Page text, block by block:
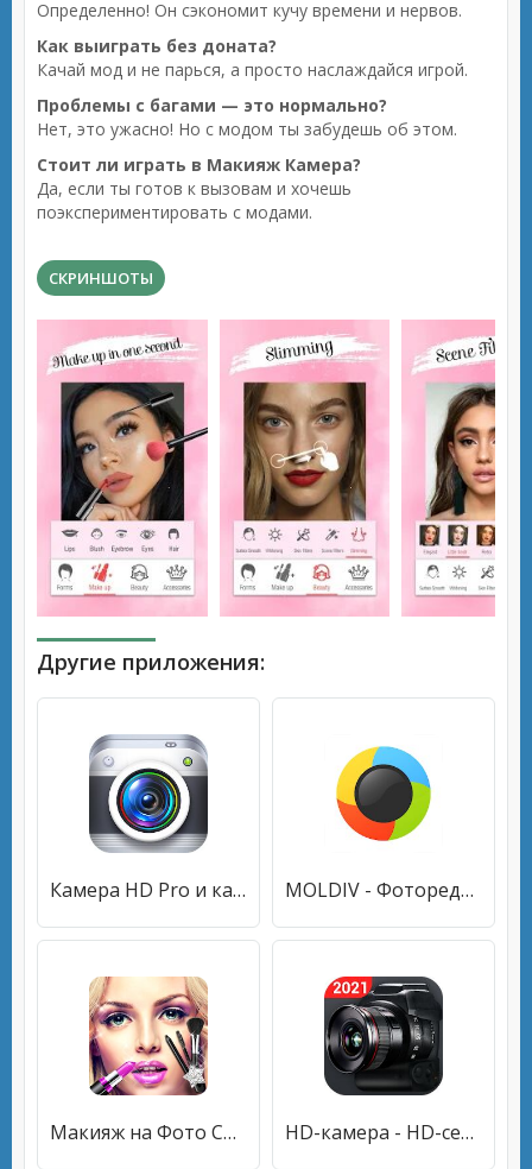
Определенно! Он сэкономит кучу времени и нервов.
Как выиграть без доната?
Качай мод и не парься, а просто наслаждайся игрой.
Проблемы с багами — это нормально?
Нет, это ужасно! Но с модом ты забудешь об этом.
Стоит ли играть в Макияж Камера?
Да, если ты готов к вызовам и хочешь
поэкспериментировать с модами.
СКРИНШОТЫ
Другие приложения:
Камера HD Pro и камера самообслуживания MOLDIV - Фоторедактор, Коллаж и Селфи-камера
Макияж на Фото Своего Лица HD-камера - HD-селфи-камера, камера 4K